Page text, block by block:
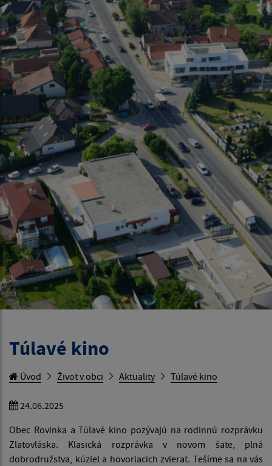
Túlavé kino
Úvod Život v obci Aktuality Túlavé kino
24.06.2025
Obec Rovinka a Túlavé kino pozývajú na rodinnú rozprávku
Zlatovláska. Klasická rozprávka v novom šate, plná
dobrodružstva, kúziel a hovoriacich zvierat. Tešíme sa na vás